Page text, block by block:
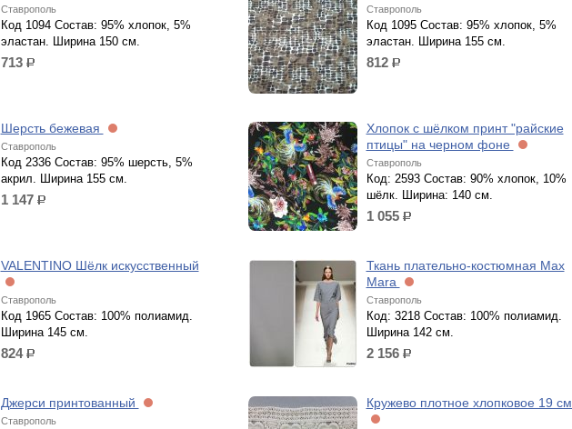
Ставрополь
Код 1094 Состав: 95% хлопок, 5%
эластан. Ширина 150 см.
713 р.
Ставрополь
Код 1095 Состав: 95% хлопок, 5%
эластан. Ширина 155 см.
812 р.
Шерсть бежевая
Ставрополь
Код 2336 Состав: 95% шерсть, 5%
акрил. Ширина 155 см.
1 147 р.
Хлопок с шёлком принт "райские
птицы" на черном фоне
Ставрополь
Код: 2593 Состав: 90% хлопок, 10%
шёлк. Ширина: 140 см.
1 055 р.
VALENTINO Шёлк искусственный
Ставрополь
Код 1965 Состав: 100% полиамид.
Ширина 145 см.
824р.
Ткань плательно-костюмная Max
Mara
Ставрополь
Код: 3218 Состав: 100% полиамид.
Ширина 142 см.
2 156 р.
Джерси принтованный
Ставрополь
Кружево плотное хлопковое 19 см.